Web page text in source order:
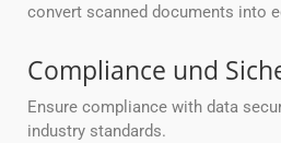
convert scanned documents into
Compliance und
Ensure compliance with data
industry standards.